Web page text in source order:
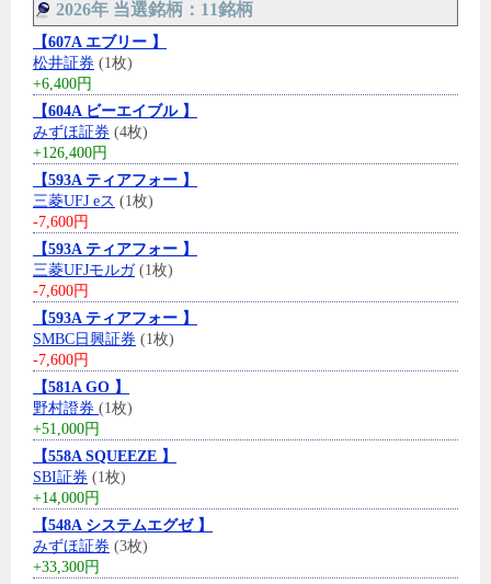
2026年 当選銘柄：11銘柄
【607A エブリー 】
松井証券 (1枚)
+6,400円
【604A ビーエイブル 】
みずほ証券 (4枚)
+126,400円
【593A ティアフォー 】
三菱UFJ eス (1枚)
-7,600円
【593A ティアフォー 】
三菱UFJモルガ(1枚)
-7,600円
【593A ティアフォー 】
SMBC日興証券 (1枚)
-7,600円
【581A GO 】
野村證券 (1枚)
+51,000円
【558A SQUEEZE 】
SBI証券 (1枚)
+14,000円
【548A システムエグゼ 】
みずほ証券 (3枚)
+33,300円